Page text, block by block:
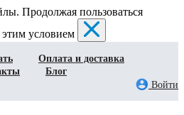
Продолжая пользоваться
этим условием
Оплата и доставка
Блог
Войти